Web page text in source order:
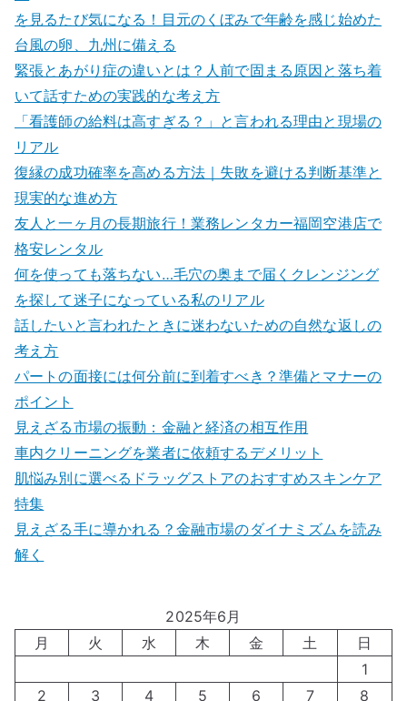
を見るたび気になる！目元のくぼみで年齢を感じ始めた
台風の卵、九州に備える
緊張とあがり症の違いとは？人前で固まる原因と落ち着
いて話すための実践的な考え方
「看護師の給料は高すぎる？」と言われる理由と現場の
リアル
復縁の成功確率を高める方法｜失敗を避ける判断基準と
現実的な進め方
友人と一ヶ月の長期旅行！業務レンタカー福岡空港店で
格安レンタル
何を使っても落ちない…毛穴の奥まで届くクレンジング
を探して迷子になっている私のリアル
話したいと言われたときに迷わないための自然な返しの
考え方
パートの面接には何分前に到着すべき？準備とマナーの
ポイント
見えざる市場の振動：金融と経済の相互作用
車内クリーニングを業者に依頼するデメリット
肌悩み別に選べるドラッグストアのおすすめスキンケア
特集
見えざる手に導かれる？金融市場のダイナミズムを読み
解く
2025年6月
月
火 水 木 金 土
日
1
2
3 4 5 6 7 8